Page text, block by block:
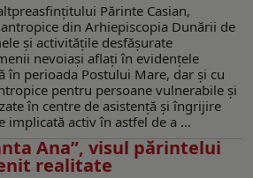
Părinte Casian,
din Arhiepiscopia Dunării de
şi activităţile desfăşurate
nevoiaşi aflaţi în evidenţele
în perioada Postului Mare, dar şi cu
pentru persoane vulnerabile şi
în centre de asistenţă şi îngrijire
implicată activ în astfel de a ...
Ana”, visul părintelui
realitate